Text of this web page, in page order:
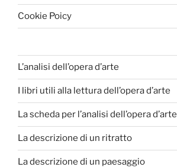
Cookie Poicy
L’analisi dell’opera d’arte
I libri utili alla lettura dell’opera d’arte
La scheda per l’analisi dell’opera d’arte
La descrizione di un ritratto
La descrizione di un paesaggio